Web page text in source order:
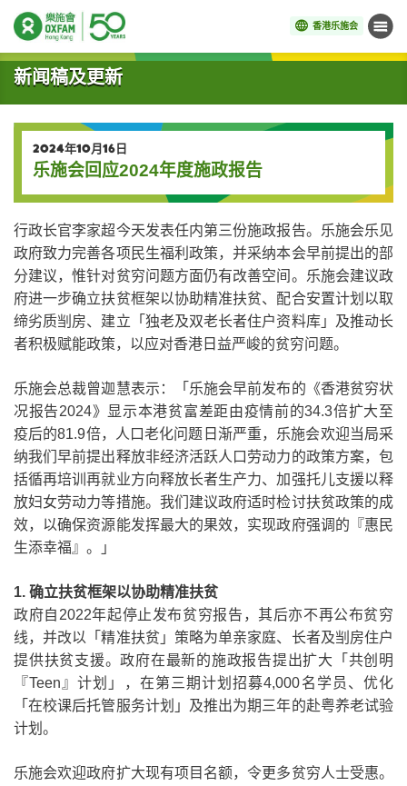
香港乐施会 菜单
开始主要内容
新闻稿及更新
2024年10月16日
乐施会回应2024年度施政报告
行政长官李家超今天发表任内第三份施政报告。乐施会乐见
政府致力完善各项民生福利政策，并采纳本会早前提出的部
分建议，惟针对贫穷问题方面仍有改善空间。乐施会建议政
府进一步确立扶贫框架以协助精准扶贫、配合安置计划以取
缔劣质㓥房、建立「独老及双老长者住户资料库」及推动长
者积极赋能政策，以应对香港日益严峻的贫穷问题。
乐施会总裁曾迦慧表示：「乐施会早前发布的《香港贫穷状
况报告2024》显示本港贫富差距由疫情前的34.3倍扩大至
疫后的81.9倍，人口老化问题日渐严重，乐施会欢迎当局采
纳我们早前提出释放非经济活跃人口劳动力的政策方案，包
括循再培训再就业方向释放长者生产力、加强托儿支援以释
放妇女劳动力等措施。我们建议政府适时检讨扶贫政策的成
效，以确保资源能发挥最大的果效，实现政府强调的『惠民
生添幸福』。」
1. 确立扶贫框架以协助精准扶贫
政府自 2022年起停止发布贫穷报告，其后亦不再公布贫穷
线，并改以「精准扶贫」策略为单亲家庭、长者及㓥房住户
提供扶贫支援。政府在最新的施政报告提出扩大「共创明
『Teen 』计划」，在第三期计划招募4,000名学员、优化
「在校课后托管服务计划」及推出为期三年的赴粤养老试验
计划。
乐施会欢迎政府扩大现有项目名额，令更多贫穷人士受惠。